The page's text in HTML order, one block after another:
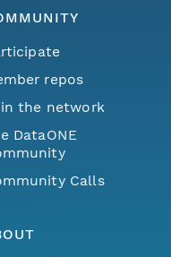
repos
the network
DataONE
Calls